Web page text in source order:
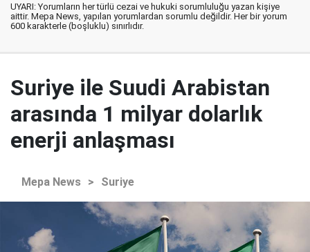
UYARI: Yorumların her türlü cezai ve hukuki sorumluluğu yazan kişiye
aittir. Mepa News, yapılan yorumlardan sorumlu değildir. Her bir yorum
600 karakterle (boşluklu) sınırlıdır.
Suriye ile Suudi Arabistan
arasında 1 milyar dolarlık
enerji anlaşması
Mepa News > Suriye